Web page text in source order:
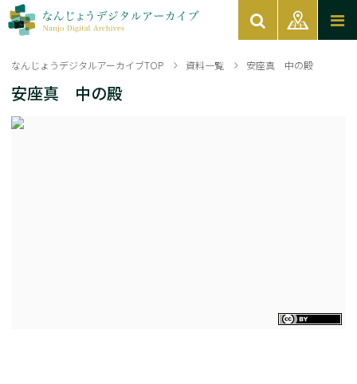
なんじょうデジタルアーカイブTOP 資料一覧 安座真 中の殿
安座真 中の殿